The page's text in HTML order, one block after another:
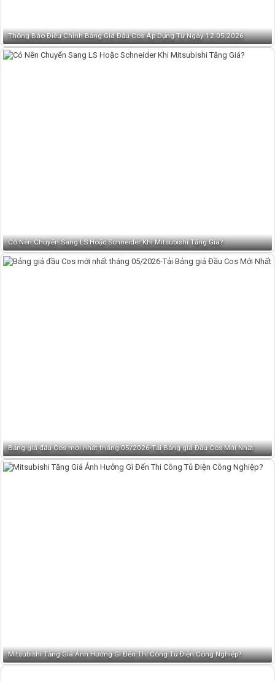
Thông Báo Điều Chỉnh Bảng Giá Đầu Cos Áp Dụng Từ Ngày 12.05.2026
Có Nên Chuyển Sang LS Hoặc Schneider Khi Mitsubishi Tăng Giá?
Bảng giá đầu Cos mới nhất tháng 05/2026-Tải Bảng giá Đầu Cos Mới Nhất
Mitsubishi Tăng Giá Ảnh Hưởng Gì Đến Thi Công Tủ Điện Công Nghiệp?